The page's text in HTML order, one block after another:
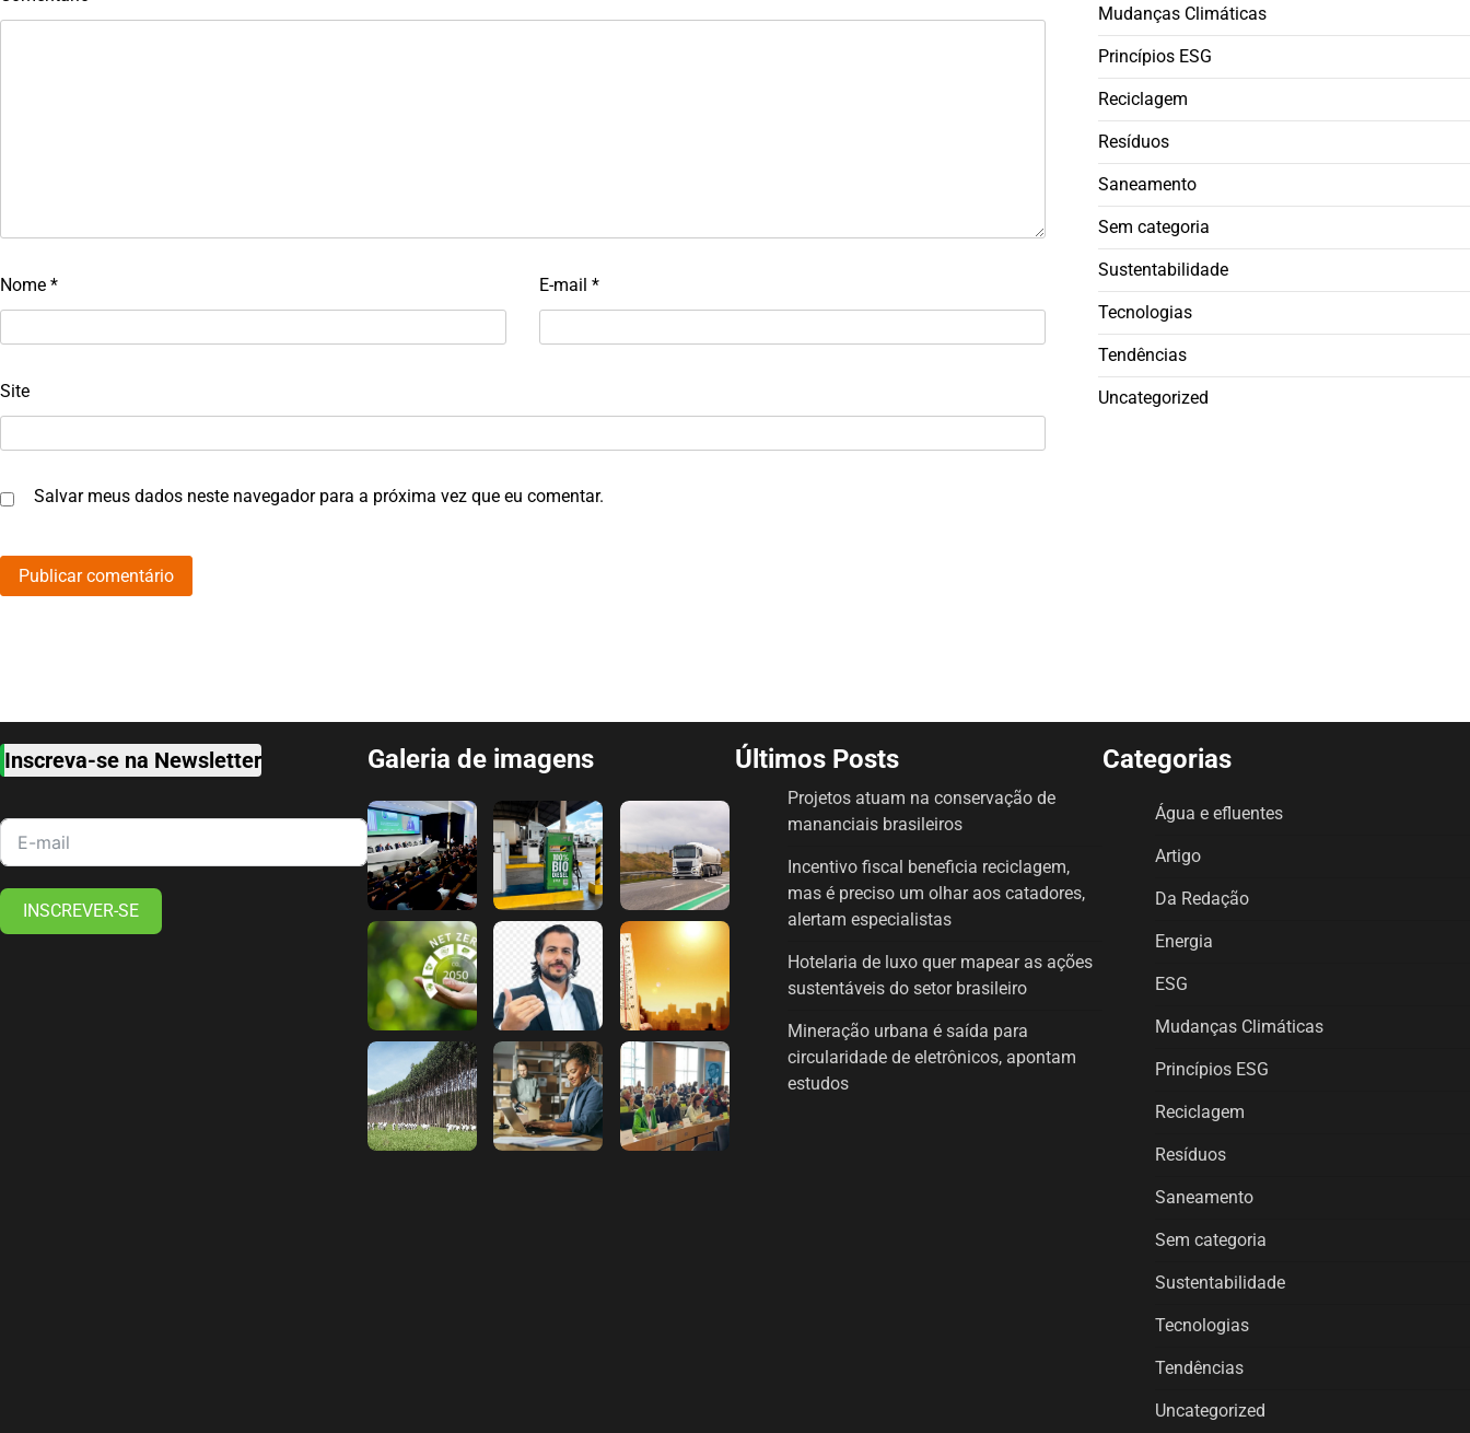
Nome * E-mail *
Site
Salvar meus dados neste navegador para a próxima vez que eu comentar.
Mudanças Climáticas
Princípios ESG
Reciclagem
Resíduos
Saneamento
Sem categoria
Sustentabilidade
Tecnologias
Tendências
Uncategorized
Inscreva-se na Newsletter
INSCREVER-SE
Galeria de imagens Últimos Posts
Projetos atuam na conservação de
mananciais brasileiros
Incentivo fiscal beneficia reciclagem,
mas é preciso um olhar aos catadores,
alertam especialistas
Hotelaria de luxo quer mapear as ações
sustentáveis do setor brasileiro
Mineração urbana é saída para
circularidade de eletrônicos, apontam
estudos
Categorias
Água e efluentes
Artigo
Da Redação
Energia
ESG
Mudanças Climáticas
Princípios ESG
Reciclagem
Resíduos
Saneamento
Sem categoria
Sustentabilidade
Tecnologias
Tendências
Uncategorized